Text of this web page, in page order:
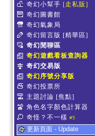
奇幻小幫手 [走私販]
奇幻圖書館
奇幻氣象局
奇幻留言版 [精華區]
奇幻閒聊區
奇幻遊戲看板查詢器
奇幻交易版
奇幻序號分享版
奇幻投票所
主題討論 [焦點]
角色名字顏色計算器
奇怪？不一樣 #5
更新頁面 - Update